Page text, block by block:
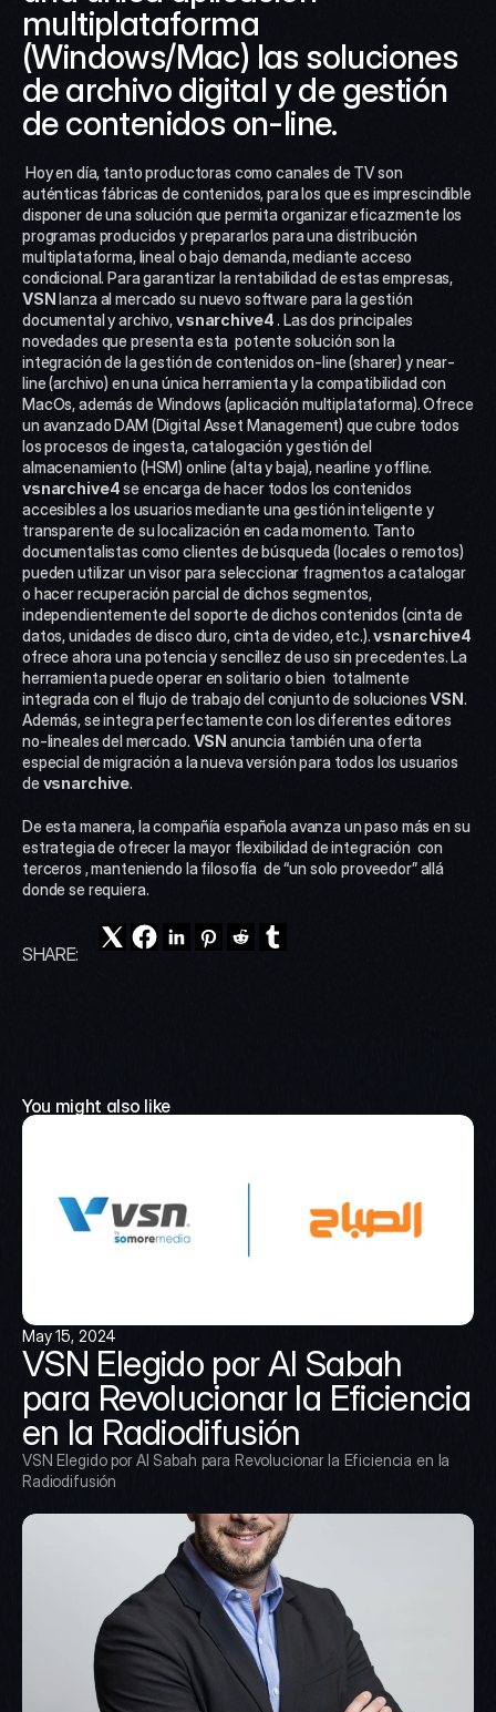
multiplataforma
(Windows/Mac) las soluciones
de archivo digital y de gestión
de contenidos on-line.
auténticas fábricas de contenidos, para los que es imprescindible
disponer de una solución que permita organizar eficazmente los
programas producidos y prepararlos para una distribución
multiplataforma, lineal o bajo demanda, mediante acceso
VSN lanza al mercado su nuevo software para la gestión
documental y archivo, vsnarchive4 . Las dos principales
novedades que presenta esta  potente solución son la
integración de la gestión de contenidos on-line (sharer) y near-
line (archivo) en una única herramienta y la compatibilidad con
MacOs, además de Windows (aplicación multiplataforma). Ofrece
un avanzado DAM (Digital Asset Management) que cubre todos
los procesos de ingesta, catalogación y gestión del
vsnarchive4 se encarga de hacer todos los contenidos
accesibles a los usuarios mediante una gestión inteligente y
transparente de su localización en cada momento. Tanto
documentalistas como clientes de búsqueda (locales o remotos)
pueden utilizar un visor para seleccionar fragmentos a catalogar
o hacer recuperación parcial de dichos segmentos,
independientemente del soporte de dichos contenidos (cinta de
datos, unidades de disco duro, cinta de video, etc.). vsn
ofrece ahora una potencia y sencillez de uso sin precedentes. La
herramienta puede operar en solitario o bien  totalmente
integrada con el flujo de trabajo del conjunto de soluciones VSN.
Además, se integra perfectamente con los diferentes editores
no-lineales del mercado. VSN anuncia también una oferta
especial de migración a la nueva versión para todos los usuarios
de vsnarchive.
De esta manera, la compañía española avanza un paso más en su
estrategia de ofrecer la mayor flexibilidad de integración  con
terceros , manteniendo la filosofía  de “un solo proveedor” allá
donde se requiera.
SHARE:
You might also like
May 15, 2024
VSN Elegido por Al Sabah
para Revolucionar la Eficiencia
en la Radiodifusión
VSN Elegido por Al Sabah para Revolucionar la Eficiencia en la
Radiodifusión